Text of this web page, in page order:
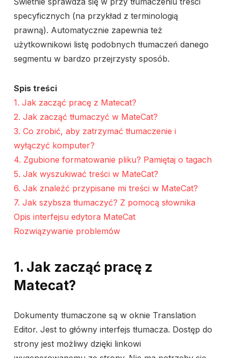
specyficznych (na przykład z terminologią
prawną). Automatycznie zapewnia też
użytkownikowi listę podobnych tłumaczeń danego
segmentu w bardzo przejrzysty sposób.
Spis treści
1. Jak zacząć pracę z Matecat?
2. Jak zacząć tłumaczyć w MateCat?
3. Co zrobić, aby zatrzymać tłumaczenie i
wyłączyć komputer?
4. Zgubione formatowanie pliku? Pamiętaj o tagach
5. Jak wyszukiwać treści w MateCat?
6. Jak znaleźć przypisane mi treści w MateCat?
7. Jak szybsza tłumaczyć? Z pomocą słownika
Opis interfejsu edytora MateCat
Rozwiązywanie problemów
1. Jak zacząć pracę z
Matecat?
Dokumenty tłumaczone są w oknie Translation
Editor. Jest to główny interfejs tłumacza. Dostęp do
strony jest możliwy dzięki linkowi